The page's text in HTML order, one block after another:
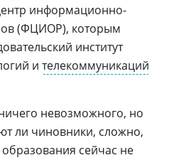
информационно-
(ФЦИОР), которым
институт
и телекоммуникаций
невозможного, но
ли чиновники, сложно,
сейчас не